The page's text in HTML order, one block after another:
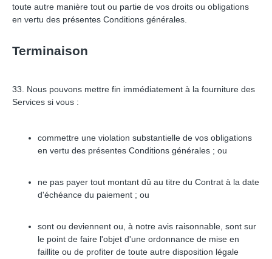
toute autre manière tout ou partie de vos droits ou obligations
en vertu des présentes Conditions générales.
Terminaison
33. Nous pouvons mettre fin immédiatement à la fourniture des
Services si vous :
commettre une violation substantielle de vos obligations
en vertu des présentes Conditions générales ; ou
ne pas payer tout montant dû au titre du Contrat à la date
d'échéance du paiement ; ou
sont ou deviennent ou, à notre avis raisonnable, sont sur
le point de faire l'objet d'une ordonnance de mise en
faillite ou de profiter de toute autre disposition légale